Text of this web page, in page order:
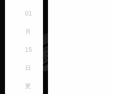
01
月
15
日
更